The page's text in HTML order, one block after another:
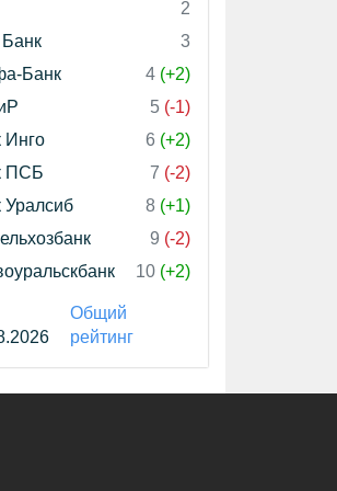
2
3
Банк
4 (+2)
5 (-1)
Инго
6 (+2)
ПСБ
7 (-2)
Уралсиб
8 (+1)
9 (-2)
10 (+2)
Общий
рейтинг